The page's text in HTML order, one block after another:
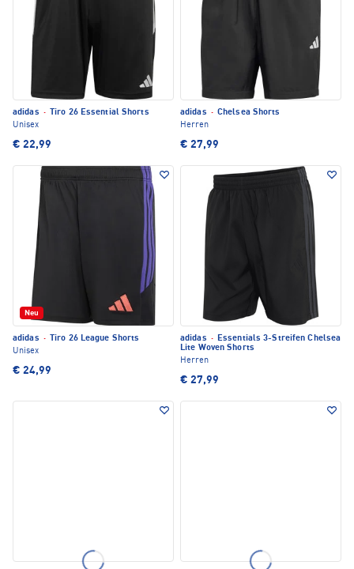
adidas ·
Tiro 26 Essential Shorts
Unisex
€ 22,99
adidas · Chelsea Shorts
Herren
€ 27,99
Neu
adidas ·
Tiro 26 League Shorts
Unisex
€ 24,99
adidas · Essentials 3-Streifen Chelsea
Lite Woven Shorts
Herren
€ 27,99